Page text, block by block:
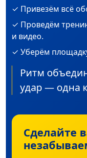
✓ Привезём всё
✓ Проведём
и видео.
✓ Уберём
Ритм
удар — одна
Сделайте